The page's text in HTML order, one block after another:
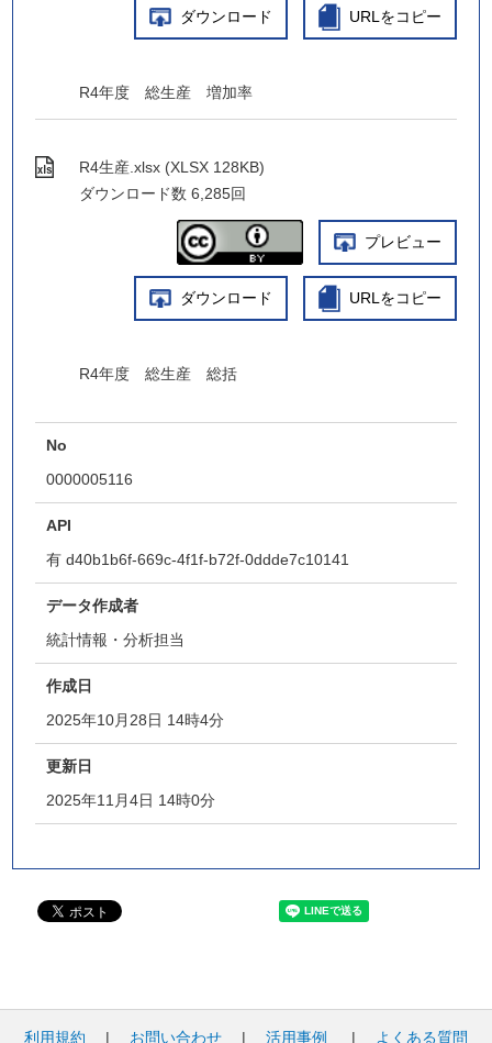
ダウンロード URLをコピー
R4年度 総生産 増加率
R4生産.xlsx (XLSX 128KB)
ダウンロード数 6,285回
プレビュー
ダウンロード URLをコピー
R4年度 総生産 総括
No
0000005116
API
有 d40b1b6f-669c-4f1f-b72f-0ddde7c10141
データ作成者
統計情報・分析担当
作成日
2025年10月28日 14時4分
更新日
2025年11月4日 14時0分
利用規約 | お問い合わせ | 活用事例 | よくある質問